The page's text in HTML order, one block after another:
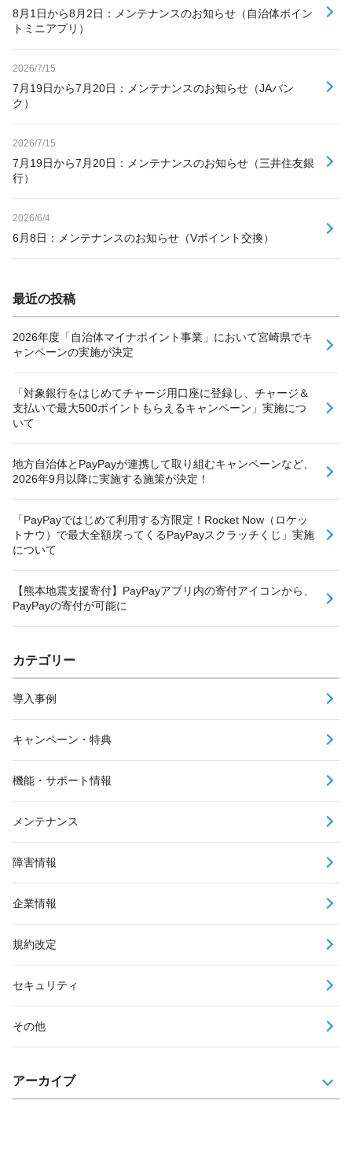
8月1日から8月2日：メンテナンスのお知らせ（自治体ポイン
トミニアプリ）
2026/7/15
7月19日から7月20日：メンテナンスのお知らせ（JAバン
ク）
2026/7/15
7月19日から7月20日：メンテナンスのお知らせ（三井住友銀
行）
2026/6/4
6月8日：メンテナンスのお知らせ（Vポイント交換）
最近の投稿
2026年度「自治体マイナポイント事業」において宮崎県でキ
ャンペーンの実施が決定
「対象銀行をはじめてチャージ用口座に登録し、チャージ＆
支払いで最大500ポイントもらえるキャンペーン」実施につ
いて
地方自治体とPayPayが連携して取り組むキャンペーンなど、
2026年9月以降に実施する施策が決定！
「PayPayではじめて利用する方限定！Rocket Now（ロケッ
トナウ）で最大全額戻ってくるPayPayスクラッチくじ」実施
について
【熊本地震支援寄付】PayPayアプリ内の寄付アイコンから、
PayPayの寄付が可能に
カテゴリー
導入事例
キャンペーン・特典
機能・サポート情報
メンテナンス
障害情報
企業情報
規約改定
セキュリティ
その他
アーカイブ